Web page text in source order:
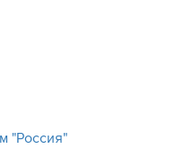
"Россия"